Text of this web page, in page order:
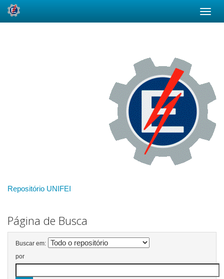
Repositório UNIFEI
Página de Busca
Buscar em:
por